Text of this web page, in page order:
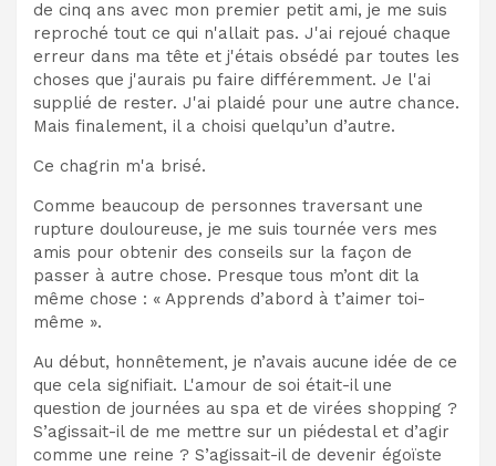
de cinq ans avec mon premier petit ami, je me suis
reproché tout ce qui n'allait pas. J'ai rejoué chaque
erreur dans ma tête et j'étais obsédé par toutes les
choses que j'aurais pu faire différemment. Je l'ai
supplié de rester. J'ai plaidé pour une autre chance.
Mais finalement, il a choisi quelqu’un d’autre.
Ce chagrin m'a brisé.
Comme beaucoup de personnes traversant une
rupture douloureuse, je me suis tournée vers mes
amis pour obtenir des conseils sur la façon de
passer à autre chose. Presque tous m’ont dit la
même chose : « Apprends d’abord à t’aimer toi-
même ».
Au début, honnêtement, je n’avais aucune idée de ce
que cela signifiait. L'amour de soi était-il une
question de journées au spa et de virées shopping ?
S’agissait-il de me mettre sur un piédestal et d’agir
comme une reine ? S’agissait-il de devenir égoïste